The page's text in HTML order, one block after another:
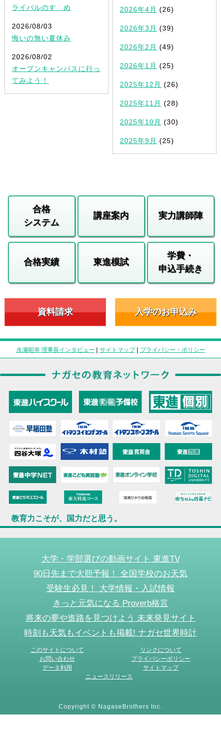
ライバルのすゝめ
2026/08/03
悔いの無い夏休み
2026/08/02
オープンキャンパスに行っ
てみよう！
2026年4月 (26)
2026年3月 (39)
2026年2月 (49)
2026年1月 (25)
2025年12月 (26)
2025年11月 (28)
2025年10月 (30)
2025年9月 (25)
合格
システム
講座案内 実力講師陣
合格実績 東進模試
学費・
申込手続き
資料請求 入学のお申込み
永瀬昭幸 理事長インタビュー | サイトマップ| プライバシー・ポリシー
教育力こそが、国力だと思う。
大学・学部選びの動画サイト 東進TV
90日先まで大胆予報！ 全国学校のお天気
受験生必見！ 大学情報・入試情報
きっと元気になる Proverb格言
将来の夢や進路を見つけよう 未来発見サイト
時刻も天気もイベントも掲載! ナガセ世界時計
このサイトについて
リンクについて
お問い合わせ
プライバシーポリシー
データ利用
サイトマップ
ニュースリリース
Copyright © NagaseBrothers Inc.